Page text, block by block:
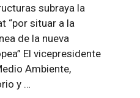
subraya la
“por situar a la
de la nueva
El vicepresidente
Ambiente,
y …